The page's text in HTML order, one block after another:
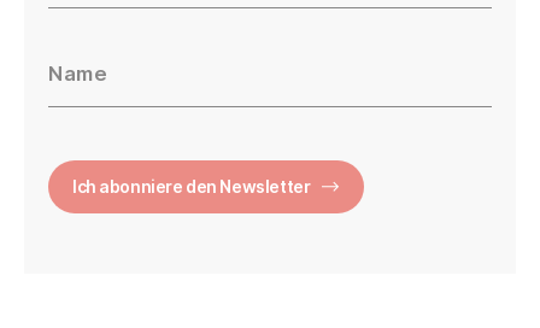
Name
Ich abonniere den Newsletter